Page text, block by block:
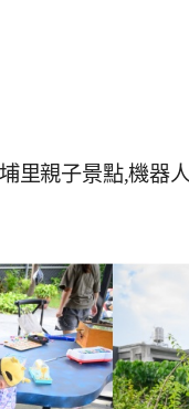
里親子景點,機器